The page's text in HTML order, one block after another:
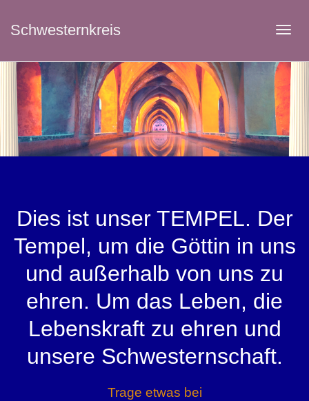
Schwesternkreis
Dies ist unser TEMPEL. Der
Tempel, um die Göttin in uns
und außerhalb von uns zu
ehren. Um das Leben, die
Lebenskraft zu ehren und
unsere Schwesternschaft.
Trage etwas bei